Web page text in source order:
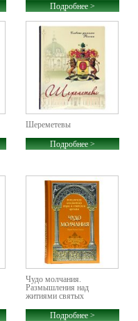
Подробнее >
Шереметевы
Подробнее >
Чудо молчания.
Размышления над
житиями святых
Подробнее >